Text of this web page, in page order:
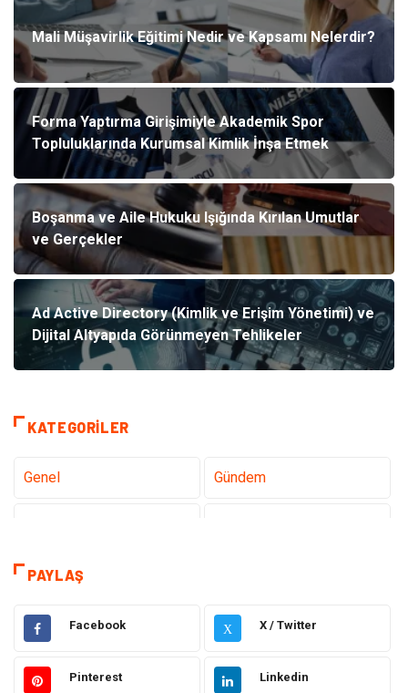
Mali Müşavirlik Eğitimi Nedir ve Kapsamı Nelerdir?
Forma Yaptırma Girişimiyle Akademik Spor
Topluluklarında Kurumsal Kimlik İnşa Etmek
Boşanma ve Aile Hukuku Işığında Kırılan Umutlar
ve Gerçekler
Ad Active Directory (Kimlik ve Erişim Yönetimi) ve
Dijital Altyapıda Görünmeyen Tehlikeler
KATEGORILER
Genel Gündem
Sağlık
Elektrik Elektronik Gıda
Giyim Ulaşım ve Taşımacılık
PAYLAŞ
Facebook X X / Twitter
Pinterest Linkedin